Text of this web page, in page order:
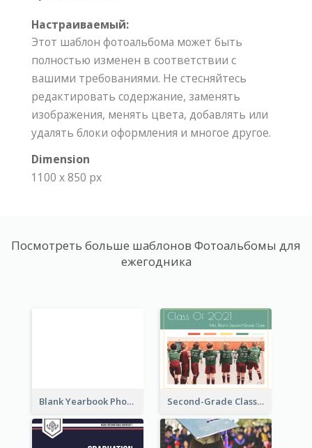
Настраиваемый:
Этот шаблон фотоальбома может быть
полностью изменен в соответствии с
вашими требованиями. Не стесняйтесь
редактировать содержание, заменять
изображения, менять цвета, добавлять или
удалять блоки оформления и многое другое.
Dimension
1100 x 850 px
Посмотреть больше шаблонов Фотоальбомы для
ежегодника
Blank Yearbook Photo Book Second-Grade Class Yearbook Photo Book